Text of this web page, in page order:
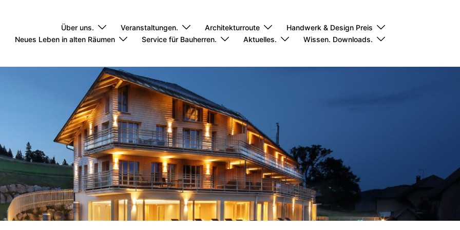
Über uns. Veranstaltungen. Architekturroute
Handwerk & Design Preis
Neues Leben in alten Räumen
Service für Bauherren. Aktuelles. Wissen. Downloads.